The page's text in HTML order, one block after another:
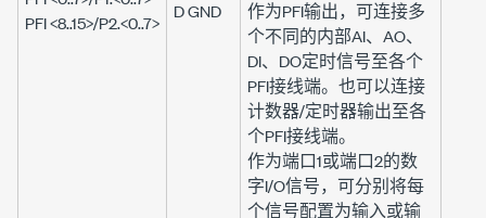
PFI <8..15>/P2.<0..7>
D GND
作为PFI输出，可连接多
个不同的内部AI、AO、
DI、DO定时信号至各个
PFI接线端。也可以连接
计数器/定时器输出至各
个PFI接线端。
作为端口1或端口2的数
字I/O信号，可分别将每
个信号配置为输入或输